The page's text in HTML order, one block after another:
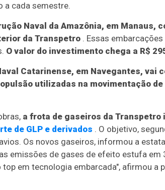
a cada semestre.
Naval da Amazônia, em Manaus,
da Transpetro . Essas
O valor do investimento chega a R$
Catarinense, em Navegantes, vai
utilizadas na movimentação
a frota de gaseiros da Transpetro
de GLP e derivados . O objetivo,
Os novos gaseiros, informou a
emissões de gases de efeito estufa em
em tecnologia embarcada", afirmou a